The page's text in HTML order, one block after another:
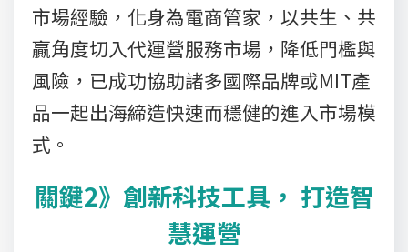
市場經驗，化身為電商管家，以共生、共
贏角度切入代運營服務市場，降低門檻與
風險，已成功協助諸多國際品牌或MIT產
品一起出海締造快速而穩健的進入市場模
式。
關鍵2》創新科技工具， 打造智
慧運營